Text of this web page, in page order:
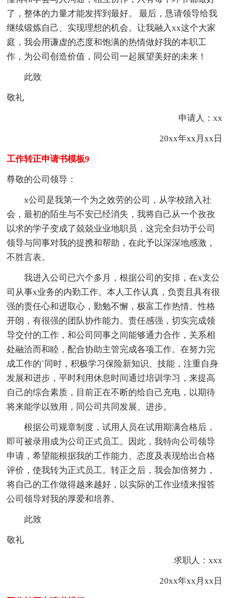
了，整体的力量才能发挥到最好。 最后，恳请领导给我
继续锻炼自己、实现理想的机会。让我融入xx这个大家
庭，我会用谦虚的态度和饱满的热情做好我的本职工
作，为公司创造价值，同公司一起展望美好的未来！
此致
敬礼
申请人：xx
20xx年xx月xx日
工作转正申请书模板9
尊敬的公司领导：
x公司是我第一个为之效劳的公司，从学校踏入社
会，最初的陌生与不安已经消失，我将自己从一个孜孜
以求的学子变成了兢兢业业地职员，这完全归功于公司
领导与同事对我的提携和帮助，在此予以深深地感激，
不胜言表。
我进入公司已六个多月，根据公司的安排，在x支公
司从事x业务的内勤工作。本人工作认真，负责且具有很
强的责任心和进取心，勤勉不懈，极富工作热情。性格
开朗，有很强的团队协作能力。责任感强，切实完成领
导交付的工作，和公司同事之间能够通力合作，关系相
处融洽而和睦，配合协助主管完成各项工作。在努力完
成工作的`同时，积极学习保险新知识、技能，注重自身
发展和进步，平时利用休息时间通过培训学习，来提高
自己的综合素质，目前正在不断的给自己充电，以期待
将来能学以致用，同公司共同发展、进步。
根据公司规章制度，试用人员在试用期满合格后，
即可被录用成为公司正式员工。因此，我特向公司领导
申请，希望能根据我的工作能力、态度及表现给出合格
评价，使我转为正式员工。转正之后，我会加倍努力，
将自己的工作做得越来越好，以实际的工作业绩来报答
公司领导对我的厚爱和培养。
此致
敬礼
求职人：xxx
20xx年xx月xx日